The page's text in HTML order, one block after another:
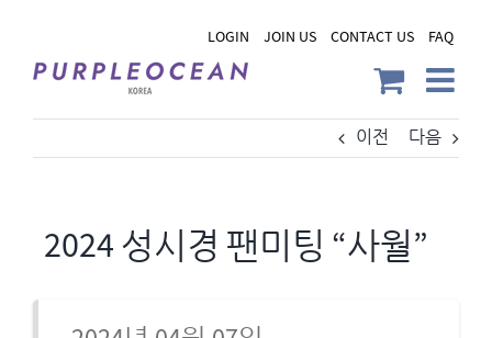
content
LOGIN JOIN US CONTACT US FAQ
이전 다음
2024 성시경 팬미팅 “사월”